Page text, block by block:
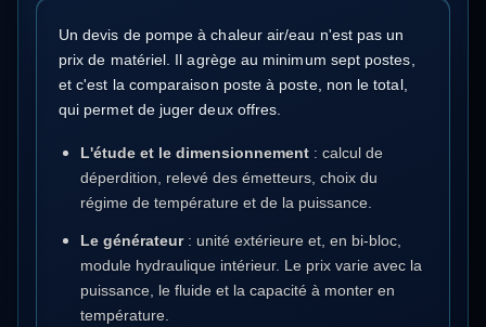
Un devis de pompe à chaleur air/eau n'est pas un
prix de matériel. Il agrège au minimum sept postes,
et c'est la comparaison poste à poste, non le total,
qui permet de juger deux offres.
L'étude et le dimensionnement : calcul de
déperdition, relevé des émetteurs, choix du
régime de température et de la puissance.
Le générateur: unité extérieure et, en bi-bloc,
module hydraulique intérieur. Le prix varie avec la
puissance, le fluide et la capacité à monter en
température.